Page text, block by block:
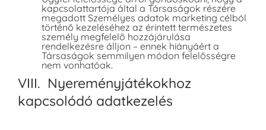
kapcsolattartója által a Társaságok részére
megadott Személyes adatok marketing célból
történő kezeléséhez az érintett természetes
személy megfelelő hozzájárulása
rendelkezésre álljon – ennek hiányáért a
Társaságok semmilyen módon felelősségre
nem vonhatóak.
VIII. Nyereményjátékokhoz
kapcsolódó adatkezelés